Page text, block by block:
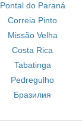
Pontal do Paraná
Correia Pinto
Missão Velha
Costa Rica
Tabatinga
Pedregulho
Бразилия